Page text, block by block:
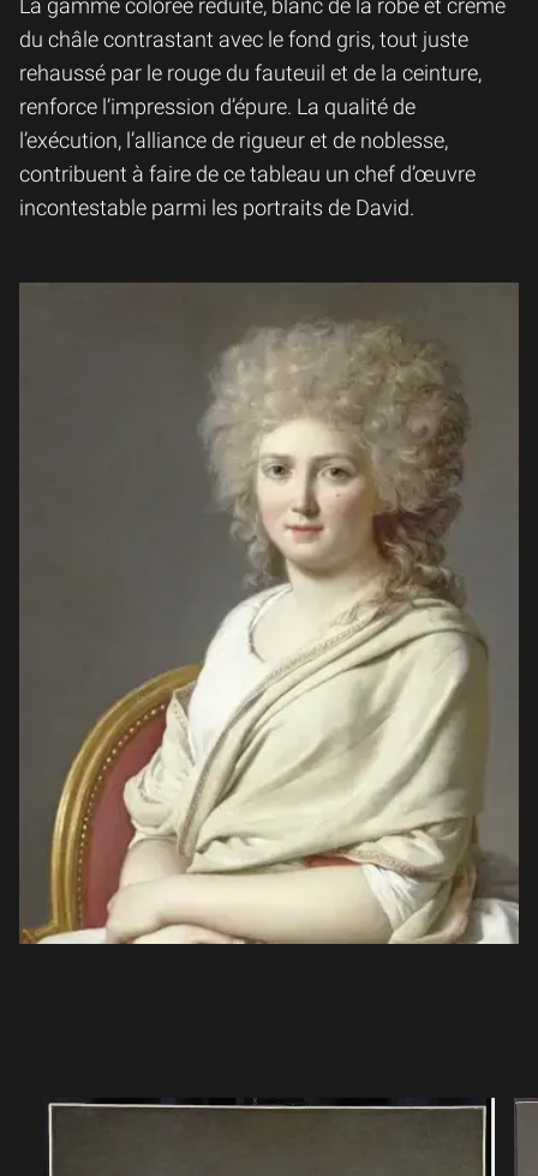
du châle contrastant avec le fond gris, tout juste
rehaussé par le rouge du fauteuil et de la ceinture,
renforce l’impression d’épure. La qualité de
l’exécution, l’alliance de rigueur et de noblesse,
contribuent à faire de ce tableau un chef d’œuvre
incontestable parmi les portraits de David.